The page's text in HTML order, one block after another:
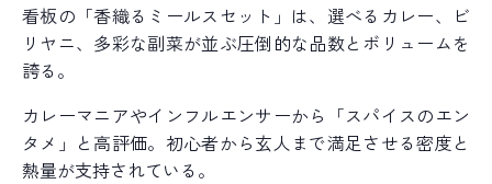
看板の「香織るミールスセット」は、選べるカレー、ビ
リヤニ、多彩な副菜が並ぶ圧倒的な品数とボリュームを
誇る。
カレーマニアやインフルエンサーから「スパイスのエン
タメ」と高評価。初心者から玄人まで満足させる密度と
熱量が支持されている。